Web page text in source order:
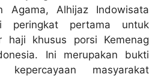
Agama, Alhijaz Indowisata
peringkat pertama untuk
haji khusus porsi Kemenag
Ini merupakan bukti
masyarakat